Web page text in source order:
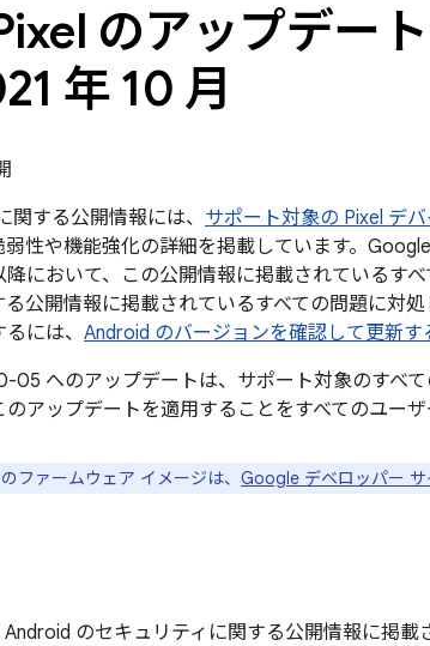
のアップデー
年 10 月
関する公開情報には、 サポート対象の Pixel デ
性や機能強化の詳細を掲載しています。
において、この公開情報に掲載されているす
公開情報に掲載されているすべての問題に対
には、 Android のバージョンを確認して更新す
05 へのアップデートは、サポート対象のすべて
アップデートを適用することをすべてのユーザ
ファームウェア イメージは、 Google デベロッパー サ
のセキュリティに関する公開情報に掲